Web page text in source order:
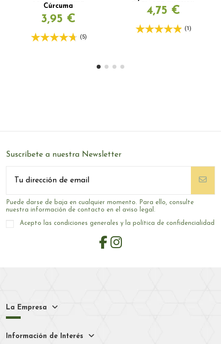
Cúrcuma
3,95 €
(5)
4,75 €
(1)
Suscríbete a nuestra Newsletter
Puede darse de baja en cualquier momento. Para ello, consulte
nuestra información de contacto en el aviso legal.
Acepto las condiciones generales y la política de confidencialidad
La Empresa
Información de Interés